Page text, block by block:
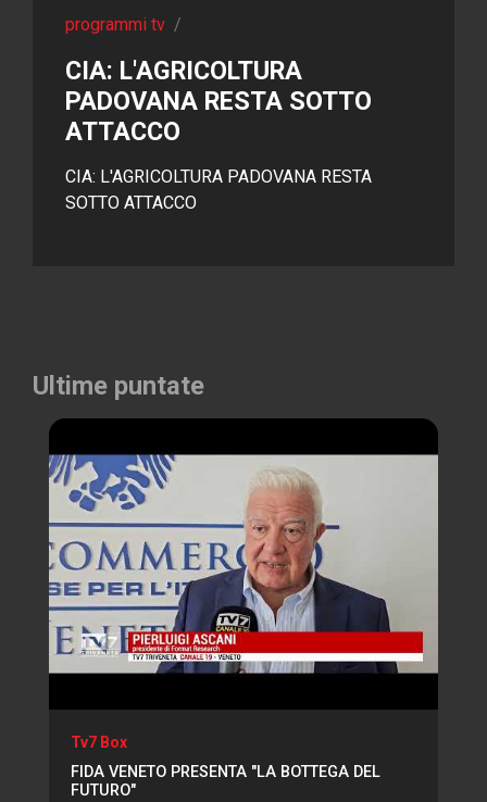
programmi tv /
CIA: L'AGRICOLTURA
PADOVANA RESTA SOTTO
ATTACCO
CIA: L'AGRICOLTURA PADOVANA RESTA
SOTTO ATTACCO
Ultime puntate
Tv7 Box
FIDA VENETO PRESENTA "LA BOTTEGA DEL
FUTURO"